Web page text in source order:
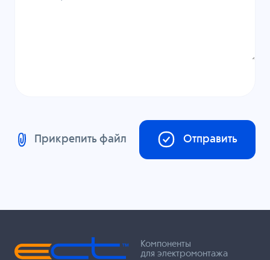
Прикрепить файл Отправить
Компоненты
для электромонтажа